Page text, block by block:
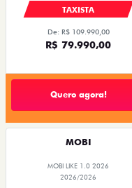
TAXISTA
De: R$ 109.990,00
R$ 79.990,00
Quero agora!
MOBI
MOBI LIKE 1.0 2026
2026/2026